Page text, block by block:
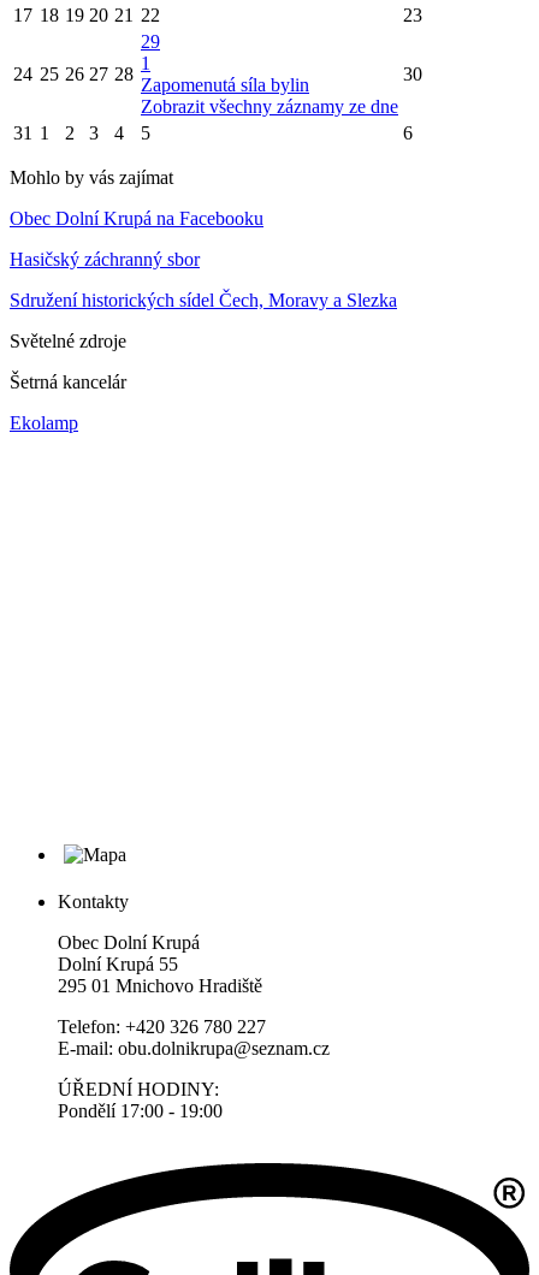
17 18 19 20 21 22 23
24 25 26 27 28
29
1
Zapomenutá síla bylin
Zobrazit všechny záznamy ze dne
30
31 1 2 3 4 5 6
Mohlo by vás zajímat
Obec Dolní Krupá na Facebooku
Hasičský záchranný sbor
Sdružení historických sídel Čech, Moravy a Slezka
Světelné zdroje
Šetrná kancelár
Ekolamp
Kontakty
Obec Dolní Krupá
Dolní Krupá 55
295 01 Mnichovo Hradiště
Telefon: +420 326 780 227
E-mail: obu.dolnikrupa@seznam.cz
ÚŘEDNÍ HODINY:
Pondělí 17:00 - 19:00